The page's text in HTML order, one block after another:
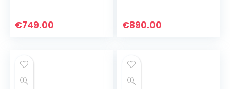
beeldstabilisator),
€749.00 €890.00